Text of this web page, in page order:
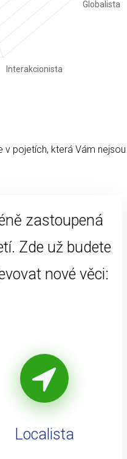
pojetích, která Vám nejsou
zastoupená
Zde už budete
nové věci:
Localista